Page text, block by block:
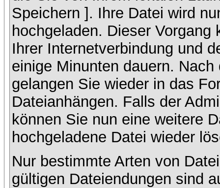
Speichern ]. Ihre Datei wird
hochgeladen. Dieser
Ihrer Internetverbindung und
einige Minunten dauern.
gelangen Sie wieder in das
Dateianhängen. Falls der
können Sie nun eine weitere
hochgeladene Datei wieder
Nur bestimmte Arten von
gültigen Dateiendungen sind